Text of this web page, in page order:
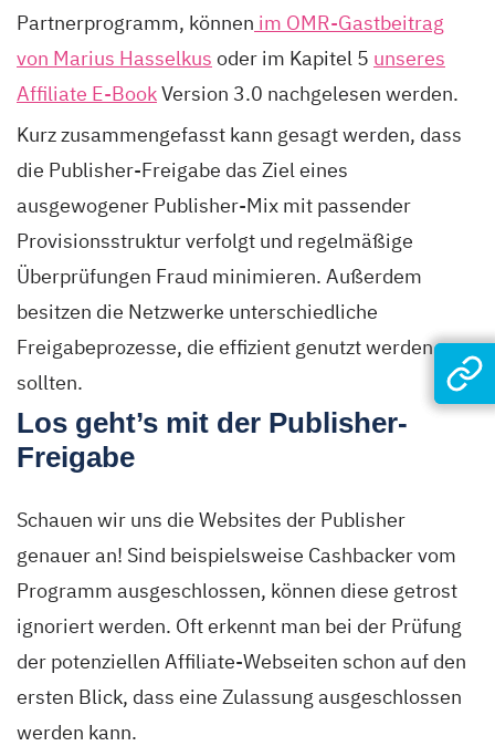
Partnerprogramm, können im OMR-Gastbeitrag
von Marius Hasselkus oder im Kapitel 5 unseres
Affiliate E-BookVersion 3.0 nachgelesen werden.
Kurz zusammengefasst kann gesagt werden, dass
die Publisher-Freigabe das Ziel eines
ausgewogener Publisher-Mix mit passender
Provisionsstruktur verfolgt und regelmäßige
Überprüfungen Fraud minimieren. Außerdem
besitzen die Netzwerke unterschiedliche
Freigabeprozesse, die effizient genutzt werden
sollten.
Los geht’s mit der Publisher-
Freigabe
Schauen wir uns die Websites der Publisher
genauer an! Sind beispielsweise Cashbackervom
Programm ausgeschlossen, können diese getrost
ignoriert werden. Ofterkennt man bei der Prüfung
der potenziellen Affiliate-Webseiten schon auf den
ersten Blick, dass eine Zulassung ausgeschlossen
werden kann.